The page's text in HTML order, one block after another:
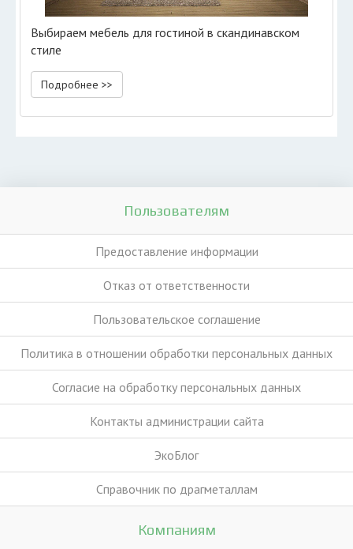
Выбираем мебель для гостиной в скандинавском
стиле
Подробнее >>
Пользователям
Предоставление информации
Отказ от ответственности
Пользовательское соглашение
Политика в отношении обработки персональных данных
Согласие на обработку персональных данных
Контакты администрации сайта
ЭкоБлог
Справочник по драгметаллам
Компаниям